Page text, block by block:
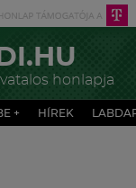
honlapja
+ HÍREK